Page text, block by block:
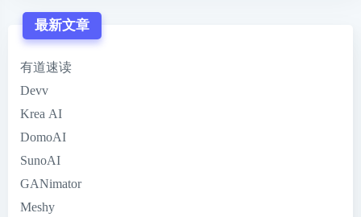
最新文章
有道速读
Devv
Krea AI
DomoAI
SunoAI
GANimator
Meshy